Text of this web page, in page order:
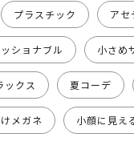
プラスチック アセ
ショナブル 小さめ
ックス 夏コーデ
メガネ 小顔に見え